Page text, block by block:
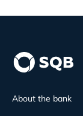
About the bank